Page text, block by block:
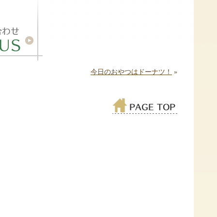
今日のおやつはドーナツ！ »